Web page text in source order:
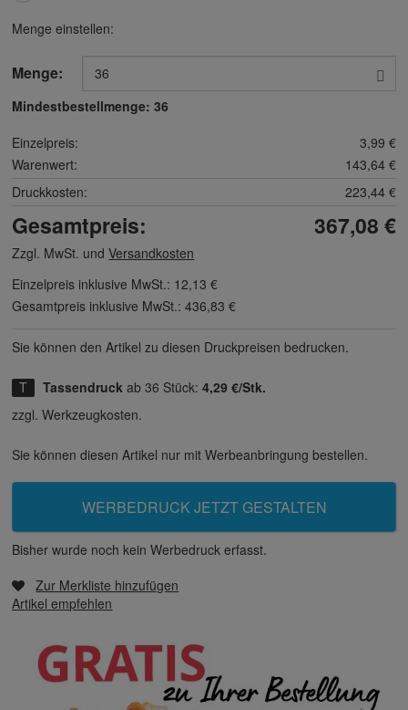
Menge einstellen:
Menge:
Mindestbestellmenge:36
Einzelpreis:
3,99 €
Warenwert:
143,64 €
Druckkosten:
223,44 €
Gesamtpreis: 367,08 €
Zzgl. MwSt. undVersandkosten
Einzelpreis inklusive MwSt.: 12,13 €
Gesamtpreis inklusive MwSt.:436,83 €
Sie können den Artikel zu diesen Druck­preisen bedrucken.
Tassendruck ab 36 Stück:4,29 €/Stk.
zzgl. Werkzeugkosten.
Sie können diesen Artikel nur mit Werbeanbringung bestellen.
WERBEDRUCK JETZT GESTALTEN
Bisher wurde noch kein Werbedruck erfasst.
Zur Merkliste hinzufügen
Artikel empfehlen